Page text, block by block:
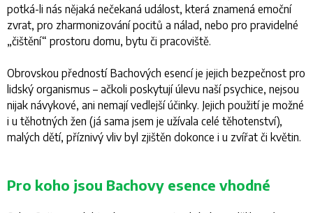
potká-li nás nějaká nečekaná událost, která znamená emoční
zvrat, pro zharmonizování pocitů a nálad, nebo pro pravidelné
„čištění“ prostoru domu, bytu či pracoviště.
Obrovskou předností Bachových esencí je jejich bezpečnost pro
lidský organismus – ačkoli poskytují úlevu naší psychice, nejsou
nijak návykové, ani nemají vedlejší účinky. Jejich použití je možné
i u těhotných žen (já sama jsem je užívala celé těhotenství),
malých dětí, příznivý vliv byl zjištěn dokonce i u zvířat či květin.
Pro koho jsou Bachovy esence vhodné